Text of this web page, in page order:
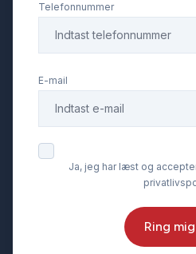
Telefonnummer
E-mail
Ja, jeg har læst og
Ring